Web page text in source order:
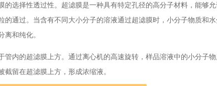
的选择性透过性。超滤膜是一种具有特定孔径的高分子材料，能够
的通过。当含有不同大小分子的溶液通过超滤膜时，小分子物质和
离和纯化。
管内的超滤膜上方。通过离心机的高速旋转，样品溶液中的小分子
留在超滤膜上方，形成浓缩液。